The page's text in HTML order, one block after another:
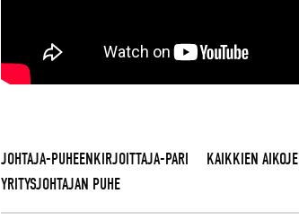
JOHTAJA-PUHEENKIRJOITTAJA-PARI KAIKKIEN
YRITYSJOHTAJAN PUHE